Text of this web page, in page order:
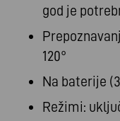
god je
120°
Na baterije
Režimi: